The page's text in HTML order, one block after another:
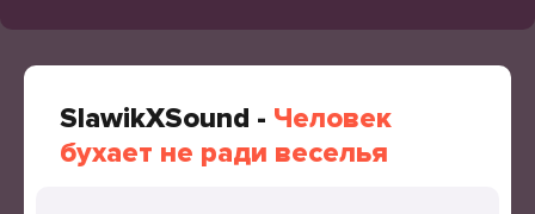
SlawikXSound - Человек
бухает не ради веселья